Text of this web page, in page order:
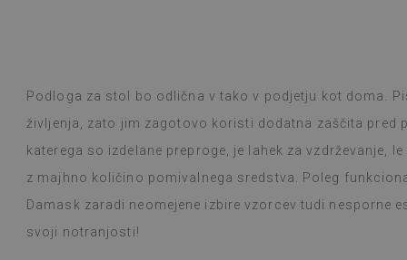
Podloga za stol bo odlična v tako v podjetju kot doma.
življenja, zato jim zagotovo koristi dodatna zaščita pred
katerega so izdelane preproge, je lahek za vzdrževanje,
z majhno količino pomivalnega sredstva. Poleg
Damask zaradi neomejene izbire vzorcev tudi nesporne
svoji notranjosti!